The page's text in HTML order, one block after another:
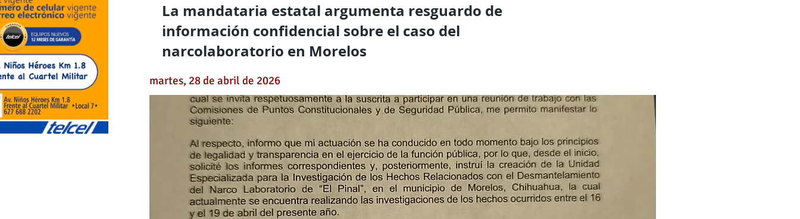
La mandataria estatal argumenta resguardo de
información confidencial sobre el caso del
narcolaboratorio en Morelos
martes, 28 de abril de 2026